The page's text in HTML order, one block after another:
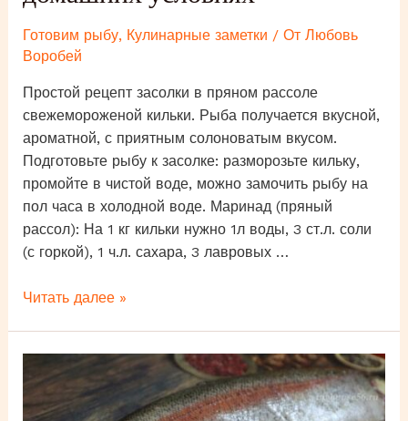
Готовим рыбу, Кулинарные заметки / От Любовь
Воробей
Простой рецепт засолки в пряном рассоле
свежемороженой кильки. Рыба получается вкусной,
ароматной, с приятным солоноватым вкусом.
Подготовьте рыбу к засолке: разморозьте кильку,
промойте в чистой воде, можно замочить рыбу на
пол часа в холодной воде. Маринад (пряный
рассол): На 1 кг кильки нужно 1л воды, 3 ст.л. соли
(с горкой), 1 ч.л. сахара, 3 лавровых …
Килька
домашних
условиях
Читать далее »